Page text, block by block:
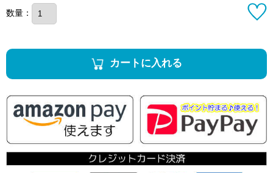
数量：
カートに入れる